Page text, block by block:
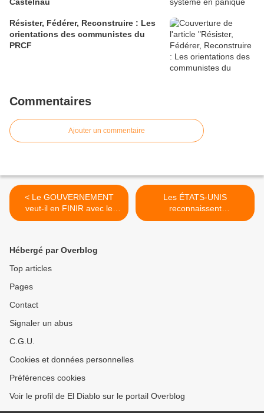
Résister, Fédérer, Reconstruire : Les
orientations des communistes du
PRCF
Commentaires
Ajouter un commentaire
< Le GOUVERNEMENT
veut-il en FINIR avec le
TRAIN PUBLIC ? [Les
Les ÉTATS-UNIS
reconnaissent
PUBLIQUEMENT que les
Hébergé par Overblog
Top articles
Pages
Contact
Signaler un abus
C.G.U.
Cookies et données personnelles
Préférences cookies
Voir le profil de El Diablo sur le portail Overblog